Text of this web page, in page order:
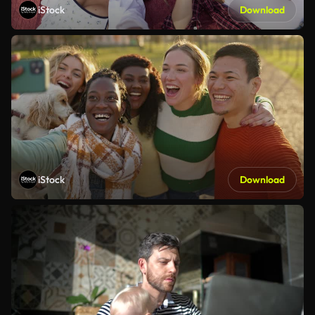
iStock Download
iStock Download